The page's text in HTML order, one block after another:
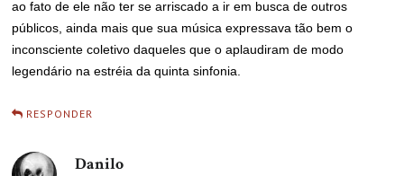
ao fato de ele não ter se arriscado a ir em busca de outros
públicos, ainda mais que sua música expressava tão bem o
inconsciente coletivo daqueles que o aplaudiram de modo
legendário na estréia da quinta sinfonia.
RESPONDER
Danilo